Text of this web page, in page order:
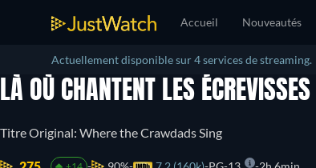
Accueil Nouveautés
Actuellement disponible sur 4 services de streaming.
LÀ OÙ CHANTENT LES ÉCREVISSES
Titre Original: Where the Crawdads Sing